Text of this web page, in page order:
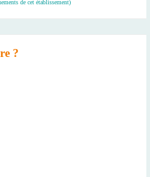
de cet établissement)
?